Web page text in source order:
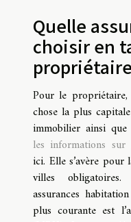
Quelle
choisir en
Pour le propriétaire,
chose la plus
immobilier ainsi
les informations sur
ici. Elle s’avère pour
villes
assurances
plus courante est